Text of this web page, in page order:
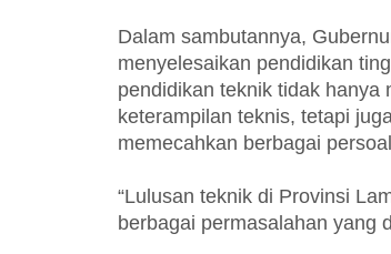
Dalam sambutannya,
menyelesaikan pendidikan
pendidikan teknik tidak hanya
keterampilan teknis, tetapi
memecahkan berbagai
“Lulusan teknik di Provinsi
berbagai permasalahan yang